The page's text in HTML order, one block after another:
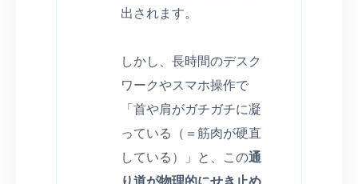
出されます。
しかし、長時間のデスク
ワークやスマホ操作で
「首や肩がガチガチに凝
っている（＝筋肉が硬直
している）」と、この通
り道が物理的にせき止め